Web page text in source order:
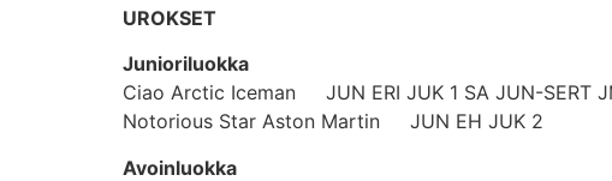
UROKSET
Junioriluokka
Ciao Arctic Iceman JUN ERI JUK 1 SA JUN-SERT
Notorious Star Aston Martin JUN EH JUK 2
Avoinluokka